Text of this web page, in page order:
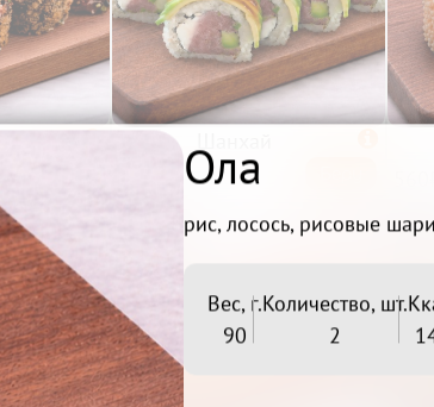
Ола
рис, лосось, рисовые
Вес, г.
90
Количество, шт.
2